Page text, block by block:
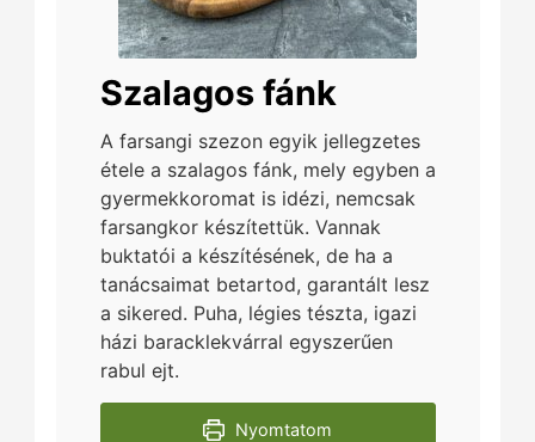
Szalagos fánk
A farsangi szezon egyik jellegzetes
étele a szalagos fánk, mely egyben a
gyermekkoromat is idézi, nemcsak
farsangkor készítettük. Vannak
buktatói a készítésének, de ha a
tanácsaimat betartod, garantált lesz
a sikered. Puha, légies tészta, igazi
házi baracklekvárral egyszerűen
rabul ejt.
Nyomtatom